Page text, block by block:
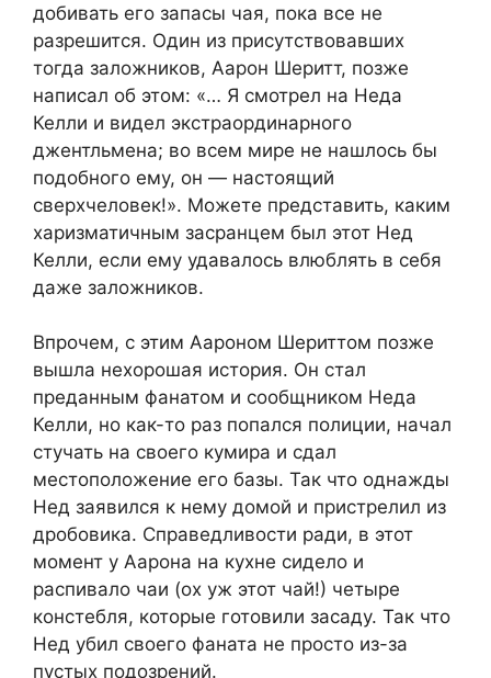
добивать его запасы чая, пока все не
разрешится. Один из присутствовавших
тогда заложников, Аарон Шеритт, позже
написал об этом: «… Я смотрел на Неда
Келли и видел экстраординарного
джентльмена; во всем мире не нашлось бы
подобного ему, он — настоящий
сверхчеловек!». Можете представить, каким
харизматичным засранцем был этот Нед
Келли, если ему удавалось влюблять в себя
даже заложников.
Впрочем, с этим Аароном Шериттом позже
вышла нехорошая история. Он стал
преданным фанатом и сообщником Неда
Келли, но как-то раз попался полиции, начал
стучать на своего кумира и сдал
местоположение его базы. Так что однажды
Нед заявился к нему домой и пристрелил из
дробовика. Справедливости ради, в этот
момент у Аарона на кухне сидело и
распивало чаи (ох уж этот чай!) четыре
констебля, которые готовили засаду. Так что
Нед убил своего фаната не просто из-за
пустых подозрений.